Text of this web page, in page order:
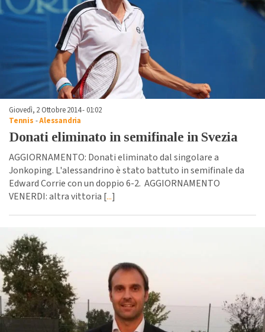
Giovedì, 2 Ottobre 2014 - 01:02
Tennis -Alessandria
Donati eliminato in semifinale in Svezia
AGGIORNAMENTO: Donati eliminato dal singolare a
Jonkoping. L'alessandrino è stato battuto in semifinale da
Edward Corrie con un doppio 6-2. AGGIORNAMENTO
VENERDI: altra vittoria [...]